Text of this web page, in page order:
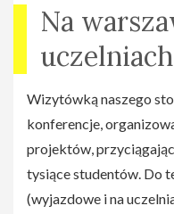
Na
Wizytówką naszego
konferencje,
projektów,
tysiące studentów. Do
(wyjazdowe i na